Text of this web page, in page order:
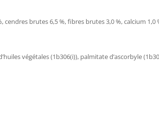
brutes 6,5 %, fibres brutes 3,0 %, calcium
végétales (1b306(i)), palmitate d’ascorbyle